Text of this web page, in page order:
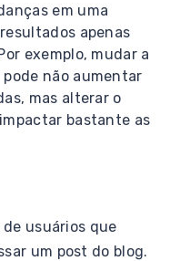
em uma
apenas
exemplo, mudar a
não aumentar
mas alterar o
bastante as
usuários que
um post do blog.